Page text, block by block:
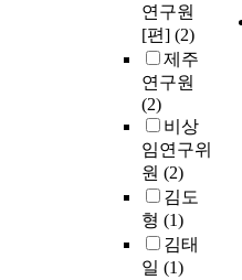
연구원
[편] (2)
제주
연구원
(2)
비상
임연구위
원 (2)
김도
형 (1)
김태
일 (1)